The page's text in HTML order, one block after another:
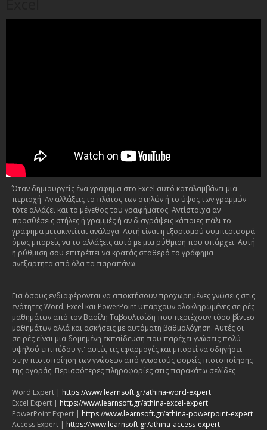
Όταν δημιουργείς ένα γράφημα στο Excel αυτό καταλαμβάνει μια
περιοχή. Αν αλλάξεις το πλάτος των στηλών ή το ύψος των γραμμών
τότε αλλάζει και το μέγεθος του γραφήματος. Αντίστοιχα αν
προσθέσεις στήλες ή γραμμές ή αν διαγράψεις κάποιες πάλι το
γράφημα μετακινείται ανάλογα. Αυτή είναι η εξορισμού συμπεριφορά
όμως μπορείς να το αλλάξεις αυτό με μια ρύθμιση που υπάρχει. Αυτή
η ρύθμιση σου επιτρέπει να κρατάς σταθερό το γράφημα
ανεξάρτητα από όλα τα παραπάνω.
---
Για όσους ενδιαφέρονται να αποκτήσουν προχωρημένες γνώσεις στις
ενότητες Word, Excel και PowerPoint υπάρχουν ολοκληρωμένες σειρές
μαθημάτων από τον Βασίλη Ταβουλτσίδη που περιέχουν τόσο βίντεο
μαθημάτων αλλά και ασκήσεις με αυτόματη βαθμολόγηση. Αυτές οι
σειρές είναι μια δομημένη εκπαίδευση που παρέχει γνώσεις πολύ
υψηλού επιπέδου γι' αυτές τις εφαρμογές και μπορεί να οδηγήσει
στην πιστοποίηση των γνώσεων από γνωστούς φορείς πιστοποίησης
της αγοράς. Περισσότερες πληροφορίες στις παρακάτω σελίδες
Word Expert | https://www.learnsoft.gr/athina-word-expert
Excel Expert | https://www.learnsoft.gr/athina-excel-expert
PowerPoint Expert | https://www.learnsoft.gr/athina-powerpoint-expert
Access Expert | https://www.learnsoft.gr/athina-access-expert